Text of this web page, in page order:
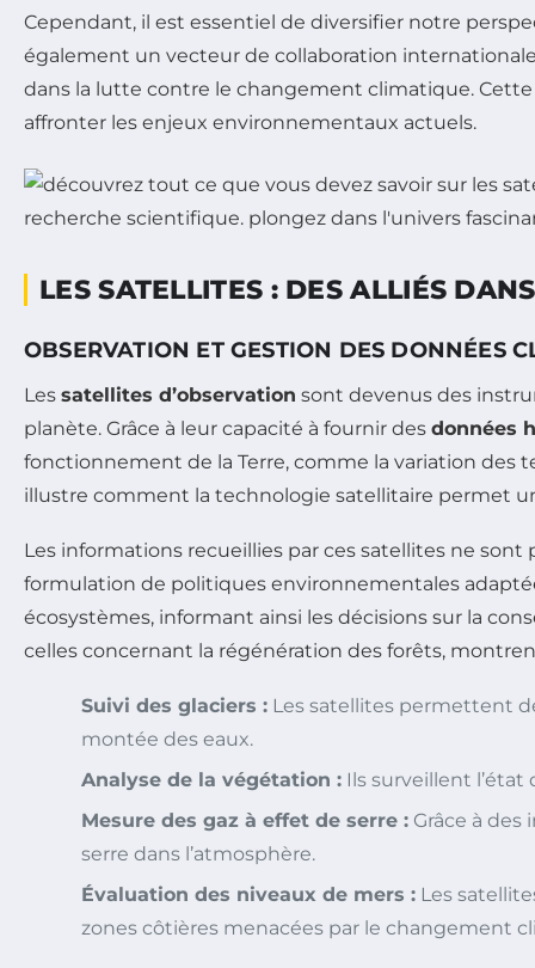
Cependant, il est essentiel de diversifier notre
également un vecteur de collaboration
dans la lutte contre le changement climatique.
affronter les enjeux environnementaux actuels.
LES SATELLITES : DES ALLIÉS
OBSERVATION ET GESTION DES DONNÉES
Les satellites d’observation sont devenus des
planète. Grâce à leur capacité à fournir des données
fonctionnement de la Terre, comme la variation des
illustre comment la technologie satellitaire permet
Les informations recueillies par ces satellites ne
formulation de politiques environnementales
écosystèmes, informant ainsi les décisions sur la
celles concernant la régénération des forêts,
Suivi des glaciers : Les satellites permettent
montée des eaux.
Analyse de la végétation : Ils surveillent
Mesure des gaz à effet de serre : Grâce à des
serre dans l’atmosphère.
Évaluation des niveaux de mers : Les
zones côtières menacées par le changement